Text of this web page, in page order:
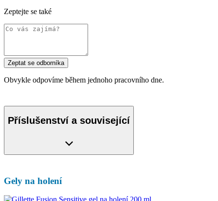
Zeptejte se také
Zeptat se odborníka
Obvykle odpovíme během jednoho pracovního dne.
Příslušenství a související
Gely na holení